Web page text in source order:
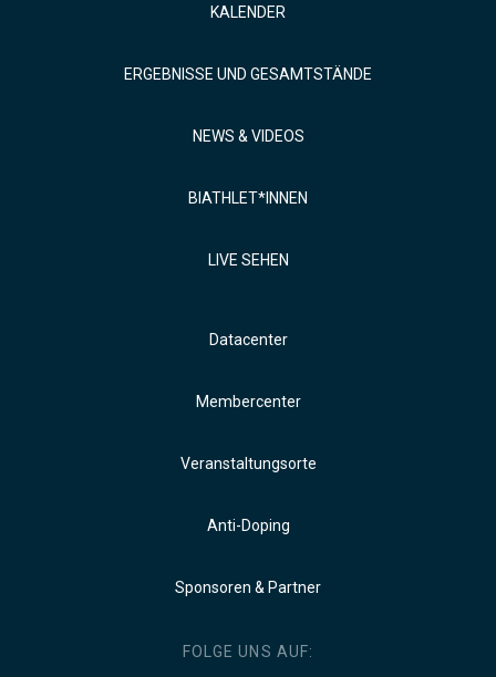
KALENDER
ERGEBNISSE UND GESAMTSTÄNDE
NEWS & VIDEOS
BIATHLET*INNEN
LIVE SEHEN
Datacenter
Membercenter
Veranstaltungsorte
Anti-Doping
Sponsoren & Partner
FOLGE UNS AUF: